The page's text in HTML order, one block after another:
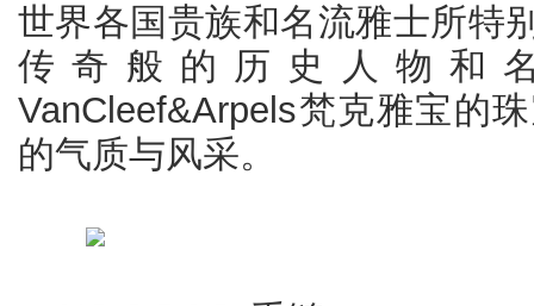
世界各国贵族和名流雅士所特
传奇般的历史人物和
VanCleef&Arpels梵克雅宝的
的气质与风采。